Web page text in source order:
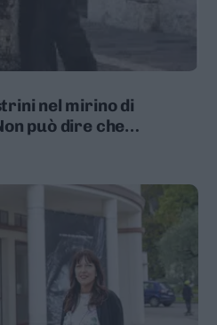
nel mirino di
può dire che
uguali»